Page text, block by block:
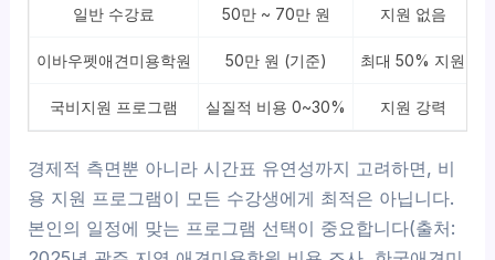
일반 수강료 50만 ~ 70만 원 지원 없음
이바우펫애견미용학원 50만 원 (기준) 최대 50% 지원
국비지원 프로그램 실질적 비용 0~30% 지원 강력
경제적 측면뿐 아니라 시간표 유연성까지 고려하면, 비
용 지원 프로그램이 모든 수강생에게 최적은 아닙니다.
본인의 일정에 맞는 프로그램 선택이 중요합니다(출처: